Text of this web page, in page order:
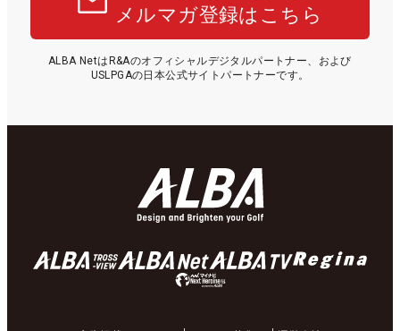
メルマガ登録はこちら
ALBA NetはR&Aのオフィシャルデジタルパートナー、および
USLPGAの日本公式サイトパートナーです。